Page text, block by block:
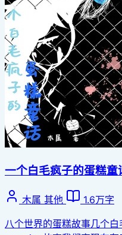
一个白毛疯子的蛋糕童
木属 其他
1.6万字
八个世界的蛋糕故事几个